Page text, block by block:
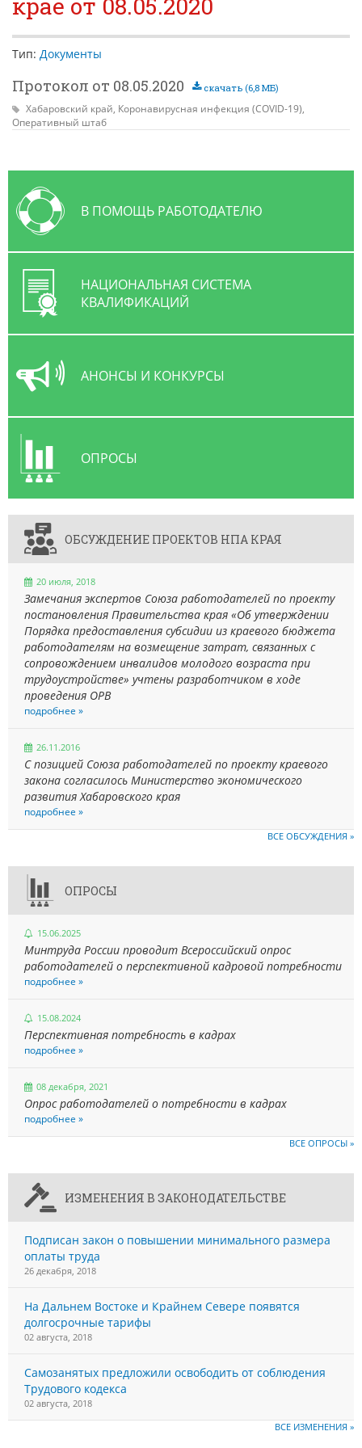
КОНТАКТЫ
РЫНОК ТРУДА
ОБЗОР ИЗМЕНЕНИЙ ЗАКОНОДАТЕЛЬСТВА
ОБСУЖДЕНИЕ ПРОЕКТОВ НПА КРАЯ
"ЧАС ТРУДА" НА РАДИО "ВОСТОК-РОССИИ"
крае от 08.05.2020
Тип: Документы
Протокол от 08.05.2020 скачать (6,8 МБ)
Хабаровский край, Коронавирусная инфекция (COVID-19),
Оперативный штаб
В ПОМОЩЬ РАБОТОДАТЕЛЮ
НАЦИОНАЛЬНАЯ СИСТЕМА
КВАЛИФИКАЦИЙ
АНОНСЫ И КОНКУРСЫ
ОПРОСЫ
ОБСУЖДЕНИЕ ПРОЕКТОВ НПА КРАЯ
20 июля, 2018
Замечания экспертов Союза работодателей по проекту
постановления Правительства края «Об утверждении
Порядка предоставления субсидии из краевого бюджета
работодателям на возмещение затрат, связанных с
сопровождением инвалидов молодого возраста при
трудоустройстве» учтены разработчиком в ходе
проведения ОРВ
подробнее »
26.11.2016
С позицией Союза работодателей по проекту краевого
закона согласилось Министерство экономического
развития Хабаровского края
подробнее »
ВСЕ ОБСУЖДЕНИЯ »
ОПРОСЫ
15.06.2025
Минтруда России проводит Всероссийский опрос
работодателей о перспективной кадровой потребности
подробнее »
15.08.2024
Перспективная потребность в кадрах
подробнее »
08 декабря, 2021
Опрос работодателей о потребности в кадрах
подробнее »
ВСЕ ОПРОСЫ »
ИЗМЕНЕНИЯ В ЗАКОНОДАТЕЛЬСТВЕ
Подписан закон о повышении минимального размера
оплаты труда
26 декабря, 2018
На Дальнем Востоке и Крайнем Севере появятся
долгосрочные тарифы
02 августа, 2018
Самозанятых предложили освободить от соблюдения
Трудового кодекса
02 августа, 2018
ВСЕ ИЗМЕНЕНИЯ »